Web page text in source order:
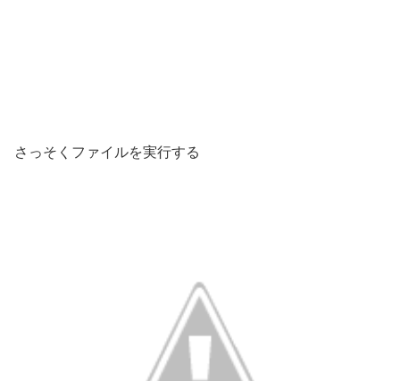
さっそくファイルを実行する